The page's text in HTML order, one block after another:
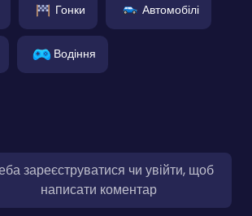
Гонки Автомобілі
Водіння
зареєструватися чи увійти, щоб
написати коментар